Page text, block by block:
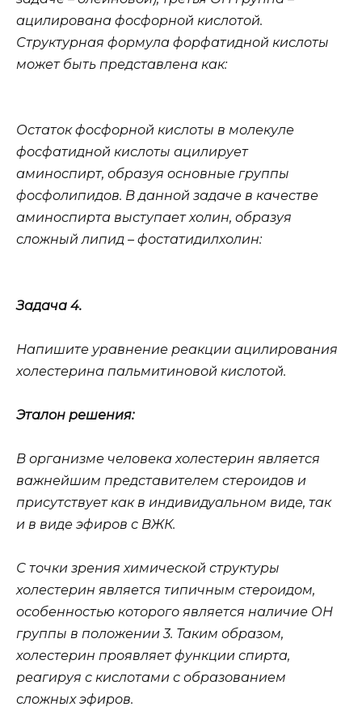
ацилирована фосфорной кислотой.
Структурная формула форфатидной кислоты
может быть представлена как:
Остаток фосфорной кислоты в молекуле
фосфатидной кислоты ацилирует
аминоспирт, образуя основные группы
фосфолипидов. В данной задаче в качестве
аминоспирта выступает холин, образуя
сложный липид – фостатидилхолин:
Задача 4.
Напишите уравнение реакции ацилирования
холестерина пальмитиновой кислотой.
Эталон решения:
В организме человека холестерин является
важнейшим представителем стероидов и
присутствует как в индивидуальном виде, так
и в виде эфиров с ВЖК.
С точки зрения химической структуры
холестерин является типичным стероидом,
особенностью которого является наличие ОН
группы в положении 3. Таким образом,
холестерин проявляет функции спирта,
реагируя с кислотами с образованием
сложных эфиров.